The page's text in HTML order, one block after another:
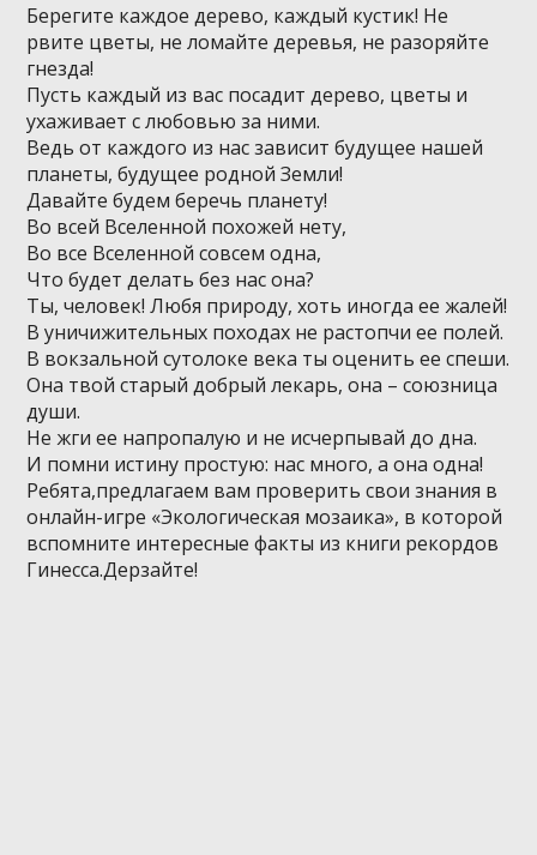
Берегите каждое дерево, каждый кустик! Не
рвите цветы, не ломайте деревья, не разоряйте
гнезда!
Пусть каждый из вас посадит дерево, цветы и
ухаживает с любовью за ними.
Ведь от каждого из нас зависит будущее нашей
планеты, будущее родной Земли!
Давайте будем беречь планету!
Во всей Вселенной похожей нету,
Во все Вселенной совсем одна,
Что будет делать без нас она?
Ты, человек! Любя природу, хоть иногда ее жалей!
В уничижительных походах не растопчи ее полей.
В вокзальной сутолоке века ты оценить ее спеши.
Она твой старый добрый лекарь, она – союзница
души.
Не жги ее напропалую и не исчерпывай до дна.
И помни истину простую: нас много, а она одна!
Ребята,предлагаем вам проверить свои знания в
онлайн-игре «Экологическая мозаика», в которой
вспомните интересные факты из книги рекордов
Гинесса.Дерзайте!